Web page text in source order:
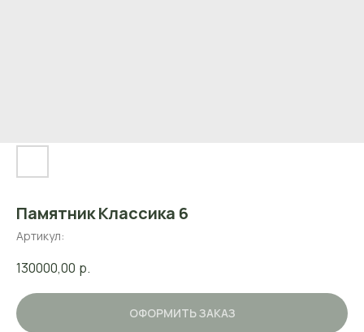
Памятник Классика 6
Артикул:
130000,00 р.
ОФОРМИТЬ ЗАКАЗ